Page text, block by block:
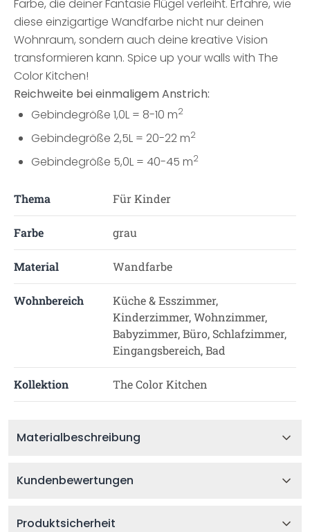
Farbe, die deiner Fantasie Flügel verleiht. Erfahre, wie
diese einzigartige Wandfarbe nicht nur deinen
Wohnraum, sondern auch deine kreative Vision
transformieren kann. Spice up your walls with The
Color Kitchen!
Reichweite bei einmaligem Anstrich:
Gebindegröße 1,0L = 8-10 m2
Gebindegröße 2,5L = 20-22 m2
Gebindegröße 5,0L = 40-45 m2
Thema Für Kinder
Farbe grau
Material Wandfarbe
Wohnbereich
Küche & Esszimmer,
Kinderzimmer, Wohnzimmer,
Babyzimmer, Büro, Schlafzimmer,
Eingangsbereich, Bad
Kollektion The Color Kitchen
Materialbeschreibung
Kundenbewertungen
Produktsicherheit